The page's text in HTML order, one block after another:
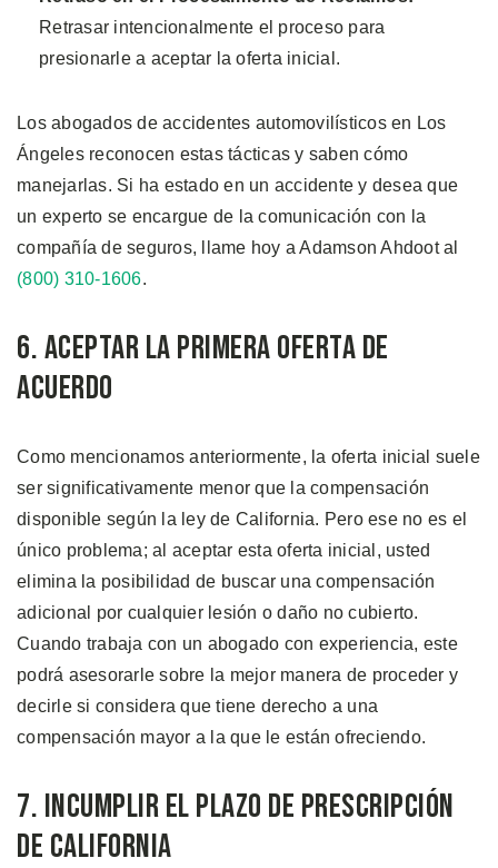
Retrasar intencionalmente el proceso para
presionarle a aceptar la oferta inicial.
Los abogados de accidentes automovilísticos en Los
Ángeles reconocen estas tácticas y saben cómo
manejarlas. Si ha estado en un accidente y desea que
un experto se encargue de la comunicación con la
compañía de seguros, llame hoy a Adamson Ahdoot al
(800) 310-1606.
6. Aceptar la Primera Oferta de
Acuerdo
Como mencionamos anteriormente, la oferta inicial suele
ser significativamente menor que la compensación
disponible según la ley de California. Pero ese no es el
único problema; al aceptar esta oferta inicial, usted
elimina la posibilidad de buscar una compensación
adicional por cualquier lesión o daño no cubierto.
Cuando trabaja con un abogado con experiencia, este
podrá asesorarle sobre la mejor manera de proceder y
decirle si considera que tiene derecho a una
compensación mayor a la que le están ofreciendo.
7. Incumplir el Plazo de Prescripción
de California